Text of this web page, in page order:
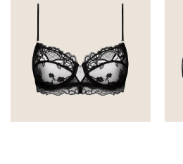
till i
önskelistan